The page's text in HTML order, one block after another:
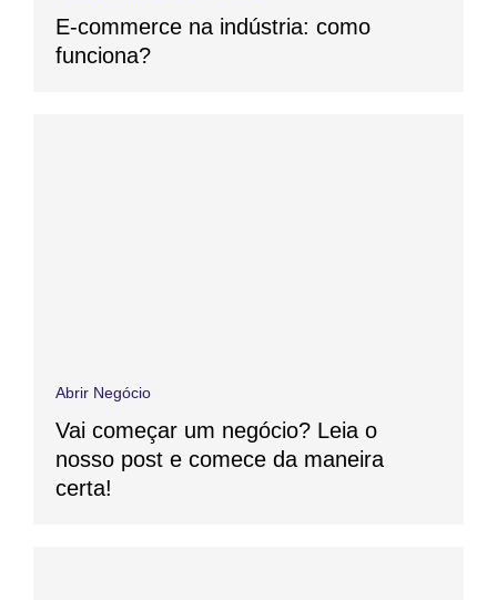
E-commerce na indústria: como
funciona?
Abrir Negócio
Vai começar um negócio? Leia o
nosso post e comece da maneira
certa!